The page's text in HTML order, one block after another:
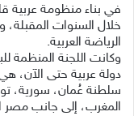
في بناء منظومة عربية
خلال السنوات المقبلة،
الرياضة العربية.
دولة عربية حتى الآن،
سلطنة عُمان، سورية،
المغرب، إلى جانب مصر